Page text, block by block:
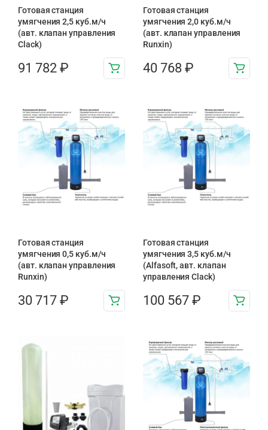
Готовая станция
умягчения 2,5 куб.м/ч
(авт. клапан управления
Clack)
91 782 ₽
Готовая станция
умягчения 2,0 куб.м/ч
(авт. клапан управления
Runxin)
40 768 ₽
Готовая станция
умягчения 0,5 куб.м/ч
(авт. клапан управления
Runxin)
30 717 ₽
Готовая станция
умягчения 3,5 куб.м/ч
(Alfasoft, авт. клапан
управления Clack)
100 567 ₽